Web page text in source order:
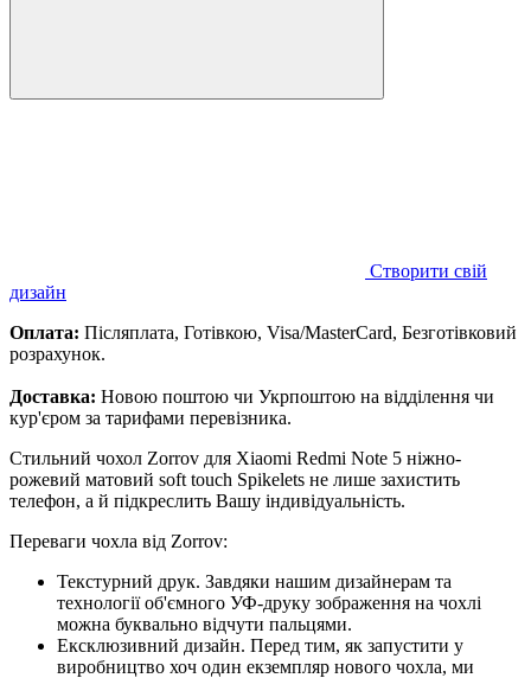
Створити свій
дизайн
Оплата: Післяплата, Готівкою, Visa/MasterCard, Безготівковий
розрахунок.
Доставка: Новою поштою чи Укрпоштою на відділення чи
кур'єром за тарифами перевізника.
Стильний чохол Zorrov для Xiaomi Redmi Note 5 ніжно-
рожевий матовий soft touch Spikelets не лише захистить
телефон, а й підкреслить Вашу індивідуальність.
Переваги чохла від Zorrov:
Текстурний друк. Завдяки нашим дизайнерам та
технології об'ємного УФ-друку зображення на чохлі
можна буквально відчути пальцями.
Ексклюзивний дизайн. Перед тим, як запустити у
виробництво хоч один екземпляр нового чохла, ми